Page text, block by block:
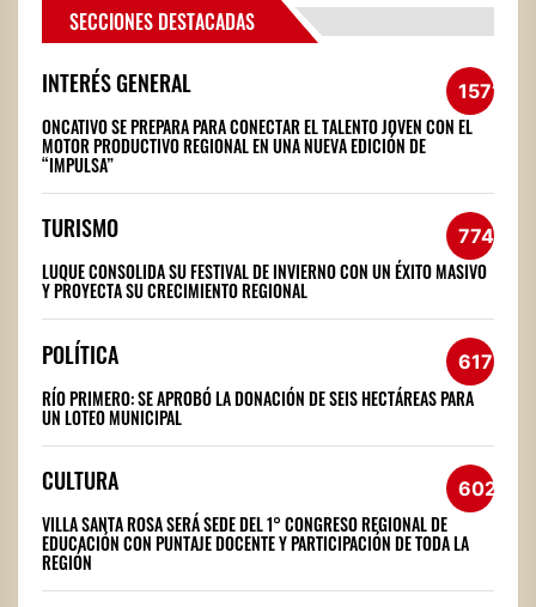
SECCIONES DESTACADAS
INTERÉS GENERAL 1571
ONCATIVO SE PREPARA PARA CONECTAR EL TALENTO JOVEN CON EL
MOTOR PRODUCTIVO REGIONAL EN UNA NUEVA EDICIÓN DE
“IMPULSA”
TURISMO 774
LUQUE CONSOLIDA SU FESTIVAL DE INVIERNO CON UN ÉXITO MASIVO
Y PROYECTA SU CRECIMIENTO REGIONAL
POLÍTICA 617
RÍO PRIMERO: SE APROBÓ LA DONACIÓN DE SEIS HECTÁREAS PARA
UN LOTEO MUNICIPAL
CULTURA 602
VILLA SANTA ROSA SERÁ SEDE DEL 1° CONGRESO REGIONAL DE
EDUCACIÓN CON PUNTAJE DOCENTE Y PARTICIPACIÓN DE TODA LA
REGIÓN